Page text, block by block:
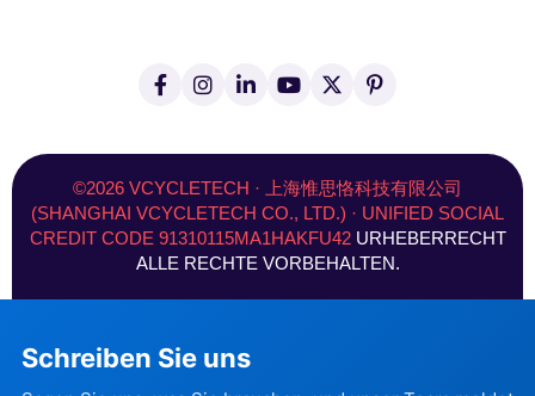
F
a
b
o
o
k
-
f
I
n
a
g
r
a
m
i
e
d
i
n
-
i
Y
o
u
b
e
X
(
i
t
t
e
r
)
P
i
e
r
e
s
t
©2026 VCYCLETECH · 上海惟思恪科技有限公司
(SHANGHAI VCYCLETECH CO., LTD.) · UNIFIED SOCIAL
CREDIT CODE 91310115MA1HAKFU42 URHEBERRECHT
ALLE RECHTE VORBEHALTEN.
Schreiben Sie uns